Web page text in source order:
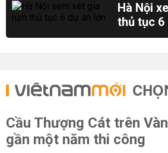
Hà Nội
thủ tục 6
Cầu Thượng Cát trên
gần một năm thi công